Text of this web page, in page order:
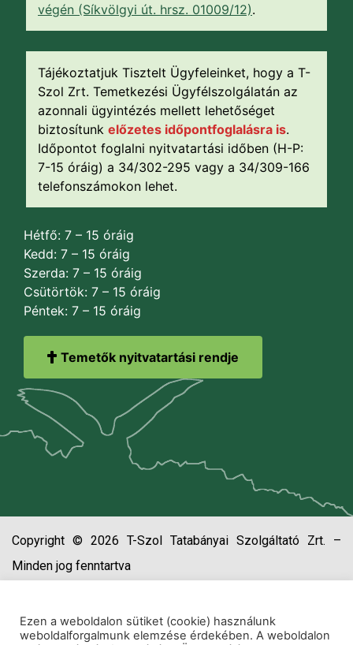
végén (Síkvölgyi út. hrsz. 01009/12).
Tájékoztatjuk Tisztelt Ügyfeleinket, hogy a T-
Szol Zrt. Temetkezési Ügyfélszolgálatán az
azonnali ügyintézés mellett lehetőséget
biztosítunk előzetes időpontfoglalásra is.
Időpontot foglalni nyitvatartási időben (H-P:
7-15 óráig) a 34/302-295 vagy a 34/309-166
telefonszámokon lehet.
Hétfő: 7 – 15 óráig
Kedd: 7 – 15 óráig
Szerda: 7 – 15 óráig
Csütörtök: 7 – 15 óráig
Péntek: 7 – 15 óráig
Temetők nyitvatartási rendje
Copyright © 2026 T-Szol Tatabányai Szolgáltató Zrt. –
Minden jog fenntartva
Ezen a weboldalon sütiket (cookie) használunk
weboldalforgalmunk elemzése érdekében. A weboldalon